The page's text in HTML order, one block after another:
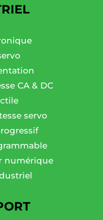
CA & DC
servo
numérique